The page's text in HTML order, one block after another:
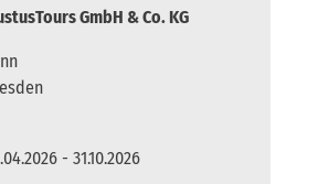
GmbH & Co. KG
- 31.10.2026